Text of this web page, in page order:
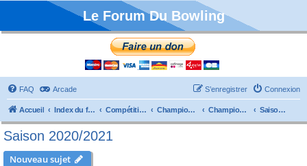
Le Forum Du Bowling
FAQ Arcade Connexion
S’enregistrer
Accueil Index du forum Compétitions Championnats de France Championnat Doublettes Saison 2020/2021
Saison 2020/2021
Nouveau sujet